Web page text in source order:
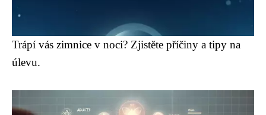
Trápí vás zimnice v noci? Zjistěte příčiny a tipy na
úlevu.